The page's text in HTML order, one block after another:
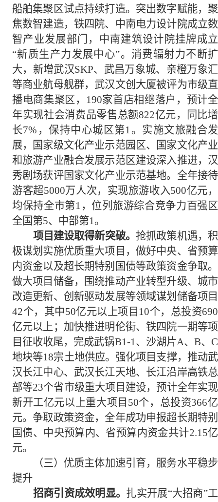
船舶集聚区试点持续打造。突出数字赋能，聚
焦数智建造，铁四院、中南电力设计院成立数
智产业发展部门，中南建筑设计院挂牌成立
“新质生产力发展中心”。消费辐射力不断扩
大，新增武汉SKP、武昌万象城、亲橙万象汇
等商业航母舰群，武汉文创大厦被评为市级直
播电商集聚区，190家首店相继落户，预计全
年实现社会消费品零售总额822亿元，同比增
长7%，保持中心城区第1。实施文旅融合发
展，国家级文化产业示范园区、国家文化产业
和旅游产业融合发展示范区建设深入推进，汉
秀剧场获评国家文化产业示范基地。全年接待
游客超5000万人次，实现旅游收入500亿元，
均保持全市第1，位列旅游综合竞争力百强区
全国第5、中部第1。
项目建设取得新突破。 抢抓政策机遇，积
极谋划实施优质重大项目，做好中央、省预算
内资金以及超长期特别国债等政策资金争取。
做大项目储备，围绕推动产业转型升级、城市
改造更新、创新驱动发展等领域谋划储备项目
42个，其中50亿元以上项目10个，总投资690
亿元以上；加快推进明伦街、铁四院一期等项
目征收收尾，完成武锅B1-1、沙湖片A、B、C
地块等18宗土地供应。强化项目支撑，推动武
汉长江中心、武汉长江天地、长江沿岸高铁总
部等23个省市级重大项目建设，预计全年实现
新开工亿元以上重大项目50个，总投资366亿
元。争取政策资金，全年成功申报超长期特别
国债、中央预算内、省预算内资金共计2.15亿
元。
（三）优质主体加速引育，服务水平稳步
提升
招商引资成效明显。 扎实开展“大招商”工